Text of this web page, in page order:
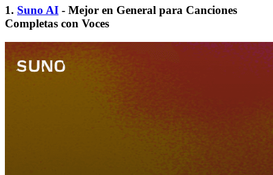
1. Suno AI - Mejor en General para Canciones
Completas con Voces